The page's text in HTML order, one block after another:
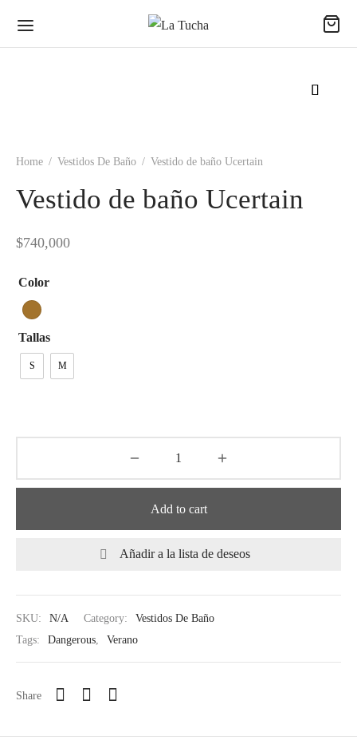
Home / Vestidos De Baño / Vestido de baño Ucertain
Vestido de baño Ucertain
$740,000
Color
Tallas
S M
Add to cart
Añadir a la lista de deseos
SKU: N/A Category:
Vestidos De Baño
Tags:
Dangerous Verano
Share
Back
Back
Dreams
Back